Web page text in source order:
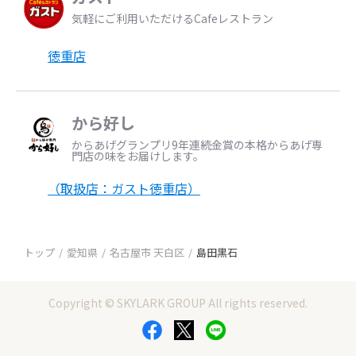
気軽にご利用いただけるCafeレストラン
徳重店
から好し
からあげグランプリ9年連続金賞の本格からあげ専
門店の味をお届けします。
（取扱店：ガスト徳重店）
トップ 愛知県 名古屋市 天白区 島田黒石
Copyright © SKYLARK GROUP All rights reserved.